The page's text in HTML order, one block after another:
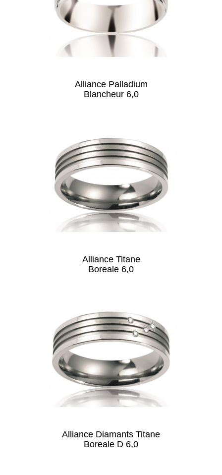
Alliance Palladium
Blancheur 6,0
Alliance Titane
Boreale 6,0
Alliance Diamants Titane
Boreale D 6,0